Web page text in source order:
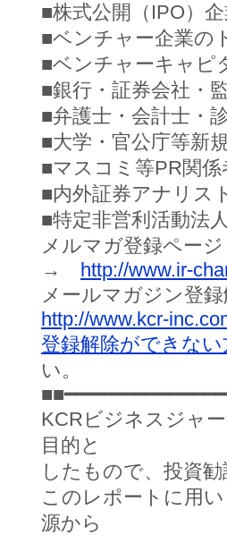
■株式公開（IPO）
■ベンチャー企業の
■ベンチャーキャピ
■銀行・証券会社・
■弁護士・会計士・
■大学・官公庁等新
■マスコミ等PR関係
■内外証券アナリス
■特定非営利活動法
メルマガ登録ペー
→ http://www.ir-
メールマガジン登
http://www.kcr-
登録解除ができな
い。
KCRビジネスジャ
目的と
したもので、投資
このレポートに用
源から